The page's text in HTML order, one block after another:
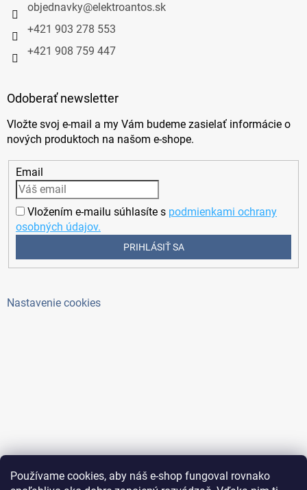
Používame cookies, aby náš e-shop fungoval rovnako
objednavky@elektroantos.sk
+421 903 278 553
+421 908 759 447
Odoberať newsletter
Vložte svoj e-mail a my Vám budeme zasielať informácie o
nových produktoch na našom e-shope.
Email
Vložením e-mailu súhlasíte s podmienkami ochrany
osobných údajov.
PRIHLÁSIŤ SA
Nastavenie cookies